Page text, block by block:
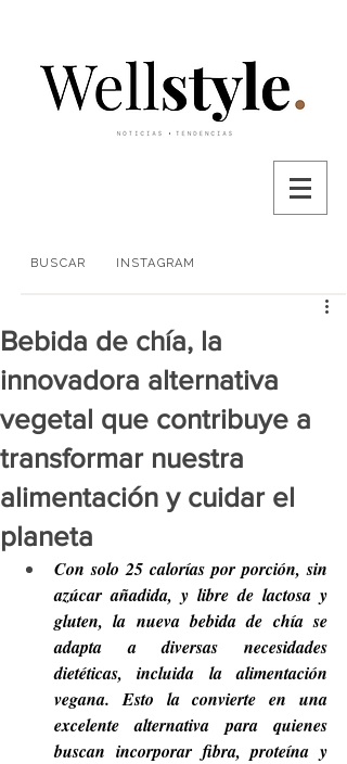
BUSCAR INSTAGRAM
Bebida de chía, la
innovadora alternativa
vegetal que contribuye a
transformar nuestra
alimentación y cuidar el
planeta
Con solo 25 calorías por porción, sin
azúcar añadida, y libre de lactosa y
gluten, la nueva bebida de chía se
adapta a diversas necesidades
dietéticas, incluida la alimentación
vegana. Esto la convierte en una
excelente alternativa para quienes
buscan incorporar fibra, proteína y